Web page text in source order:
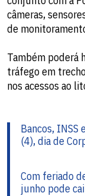
câmeras,
de
Também poderá
tráfego em
nos acessos ao
Bancos, INSS
(4), dia de
Com feriado
junho pode